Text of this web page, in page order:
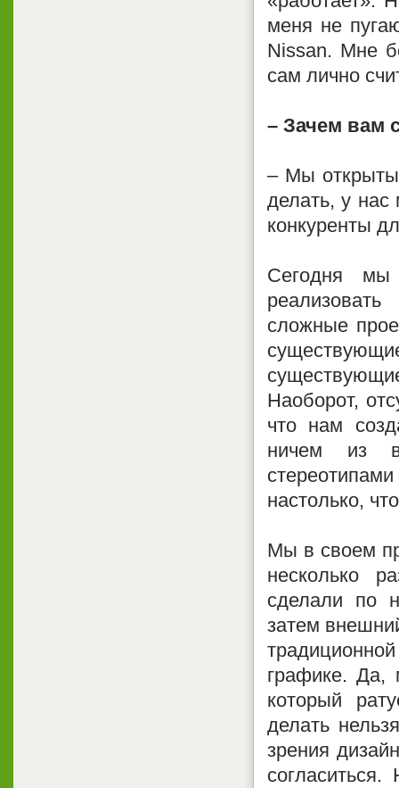
меня не
Nissan. Мне
сам лично
– Зачем вам
– Мы
делать, у
конкуренты
Сегодня
сложные
Наоборот,
что нам
ничем из
настолько,
Мы в своем
несколько
сделали по
затем
графике.
который
делать
зрения